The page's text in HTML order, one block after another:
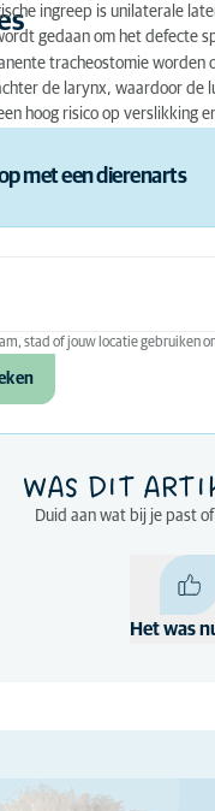
ingreep is unilaterale
gedaan om het defecte
tracheostomie
de larynx, waardoor de
hoog risico op verslikking
met een dierenarts
stad of jouw locatie gebruiken
WAS DIT
Duid aan wat bij je past
Het was